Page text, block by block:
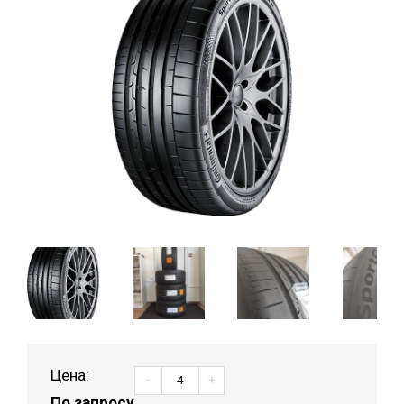
Цена:
- +